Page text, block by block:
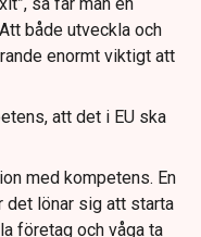
både utveckla och
enormt viktigt att
att det i EU ska
med kompetens. En
det lönar sig att starta
företag och våga ta